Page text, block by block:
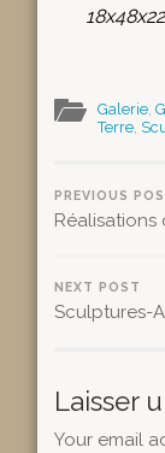
18x48x22
Galerie,
Terre,
PREVIOUS
Réalisations
NEXT POST
Sculptures-
Laisser
Your email